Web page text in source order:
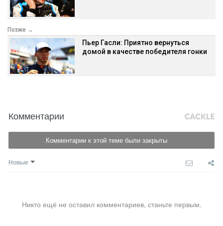
Позже →
Пьер Гасли: Приятно вернуться
домой в качестве победителя гонки
Комментарии
Комментарии к этой теме были закрыты
Новые
Никто ещё не оставил комментариев, станьте первым.